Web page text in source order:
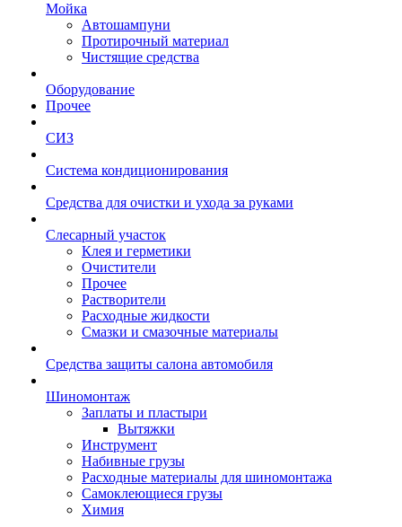
Мойка
Автошампуни
Протирочный материал
Чистящие средства
Оборудование
Прочее
СИЗ
Система кондиционирования
Средства для очистки и ухода за руками
Слесарный участок
Клея и герметики
Очистители
Прочее
Растворители
Расходные жидкости
Смазки и смазочные материалы
Средства защиты салона автомобиля
Шиномонтаж
Заплаты и пластыри
Вытяжки
Инструмент
Набивные грузы
Расходные материалы для шиномонтажа
Самоклеющиеся грузы
Химия